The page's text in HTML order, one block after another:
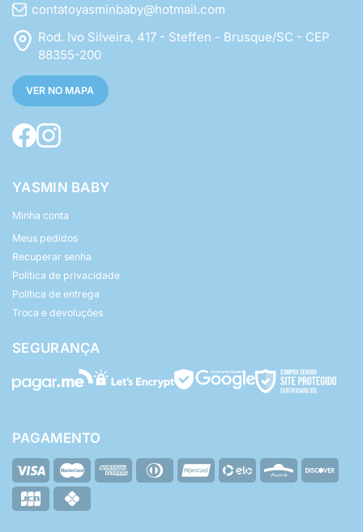
contatoyasminbaby@hotmail.com
Rod. Ivo Silveira, 417 - Steffen - Brusque/SC - CEP
88355-200
VER NO MAPA
YASMIN BABY
Minha conta
Meus pedidos
Recuperar senha
Política de privacidade
Política de entrega
Troca e devoluções
SEGURANÇA
PAGAMENTO